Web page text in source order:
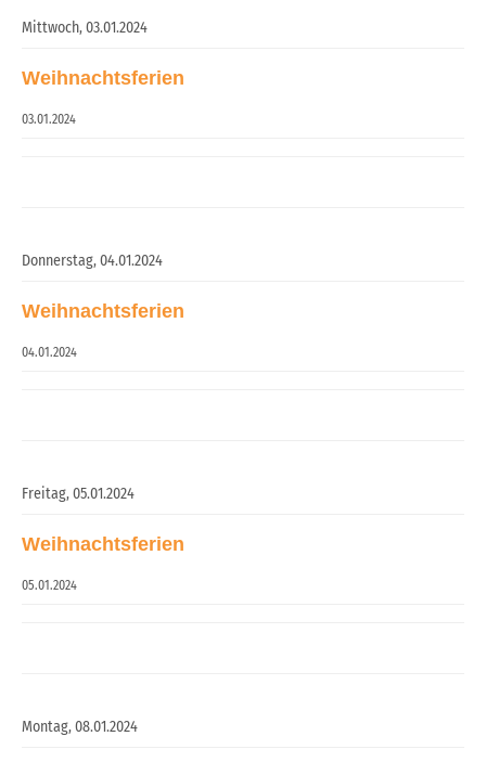
Mittwoch,03.01.2024
Weihnachtsferien
03.01.2024
Donnerstag,04.01.2024
Weihnachtsferien
04.01.2024
Freitag,05.01.2024
Weihnachtsferien
05.01.2024
Montag,08.01.2024